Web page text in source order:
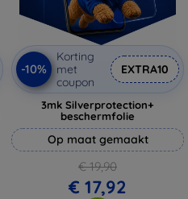
-10%
Korting
met
coupon
EXTRA10
3mk Silverprotection+
beschermfolie
Op maat gemaakt
€ 19,90
€ 17,92